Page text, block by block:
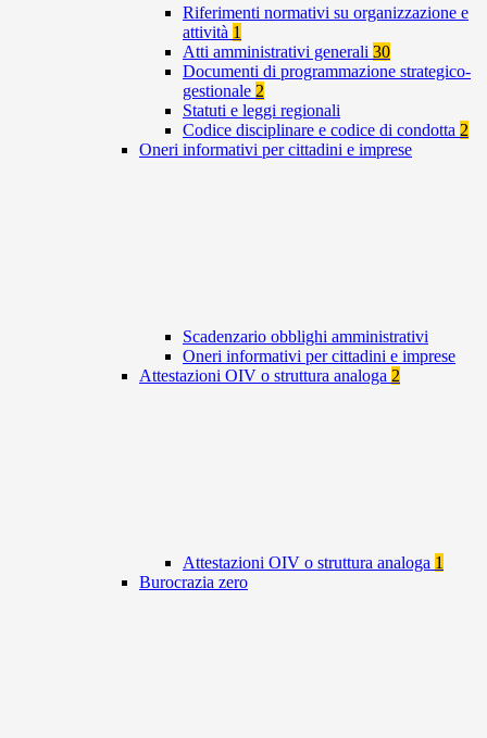
Riferimenti normativi su organizzazione e
attività 1
Atti amministrativi generali 30
Documenti di programmazione strategico-
gestionale 2
Statuti e leggi regionali
Codice disciplinare e codice di condotta 2
Oneri informativi per cittadini e imprese
Scadenzario obblighi amministrativi
Oneri informativi per cittadini e imprese
Attestazioni OIV o struttura analoga 2
Attestazioni OIV o struttura analoga 1
Burocrazia zero